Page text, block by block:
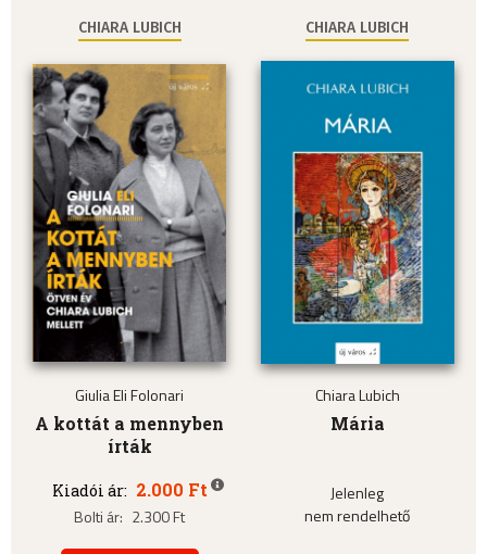
CHIARA LUBICH
Giulia Eli Folonari
A kottát a mennyben
írták
Kiadói ár: 2.000 Ft
Bolti ár: 2.300 Ft
CHIARA LUBICH
Chiara Lubich
Mária
Jelenleg
nem rendelhető